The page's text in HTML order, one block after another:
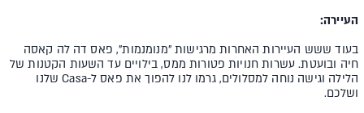
העיירה:
בעוד ששש העיירות האחרות מרגישות "מנומנמות", פאס דה לה קאסה
חיה ובועטת. עשרות חנויות פטורות ממס, בילויים עד השעות הקטנות של
הלילה וגישה נוחה למסלולים, גרמו לנו להפוך את פאס ל-Casa שלנו
ושלכם.